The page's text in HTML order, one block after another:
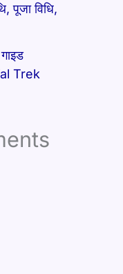
पूजा विधि,
Trek